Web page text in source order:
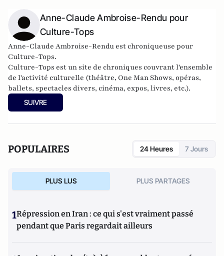
Anne-Claude Ambroise-Rendu pour
Culture-Tops
Anne-Claude Ambroise-Rendu est chroniqueuse pour
Culture-Tops.
Culture-Tops est un site de chroniques couvrant l'ensemble
de l'activité culturelle (théâtre, One Man Shows, opéras,
ballets, spectacles divers, cinéma, expos, livres, etc.).
SUIVRE
POPULAIRES 24 Heures 7 Jours
PLUS LUS PLUS PARTAGES
1Répression en Iran : ce qui s'est vraiment passé
pendant que Paris regardait ailleurs